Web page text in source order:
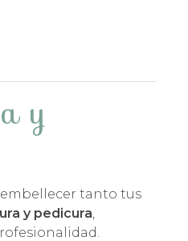
y
embellecer tanto tus
y pedicura,